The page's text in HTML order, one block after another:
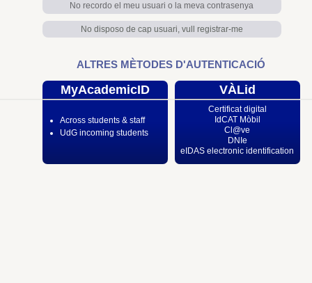
No recordo el meu usuari o la meva contrasenya
No disposo de cap usuari, vull registrar-me
ALTRES MÈTODES D'AUTENTICACIÓ
MyAcademicID
Across students & staff
UdG incoming students
VÀLid
Certificat digital
IdCAT Mòbil
Cl@ve
DNIe
eIDAS electronic identification